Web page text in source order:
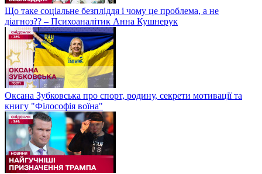
Що таке соціальне безпліддя і чому це проблема, а не
діагноз?? – Психоаналітик Анна Кушнерук
Оксана Зубковська про спорт, родину, секрети мотивації та
книгу "Філософія воїна"